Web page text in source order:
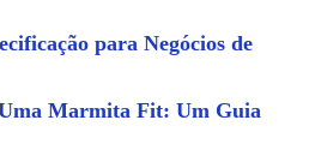
para Negócios de
Marmita Fit: Um Guia